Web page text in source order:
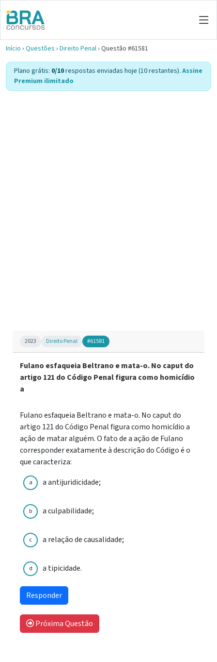
Início › Questões › Direito Penal› Questão #61581
Plano grátis: 0/10respostas enviadas hoje (10 restantes). Assine
Premium ilimitado
2023 Direito Penal #61581
Fulano esfaqueia Beltrano e mata-o. No caput do
artigo 121 do Código Penal figura como homicídio
a
Fulano esfaqueia Beltrano e mata-o. No caput do
artigo 121 do Código Penal figura como homicídio a
ação de matar alguém. O fato de a ação de Fulano
corresponder exatamente à descrição do Código é o
que caracteriza:
a a antijuridicidade;
b a culpabilidade;
c a relação de causalidade;
d a tipicidade.
Próxima Questão